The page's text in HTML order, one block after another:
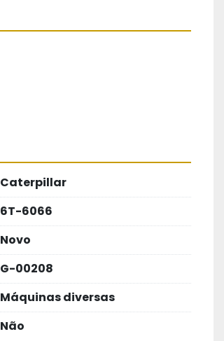
Caterpillar
6T-6066
Novo
G-00208
Máquinas diversas
Não